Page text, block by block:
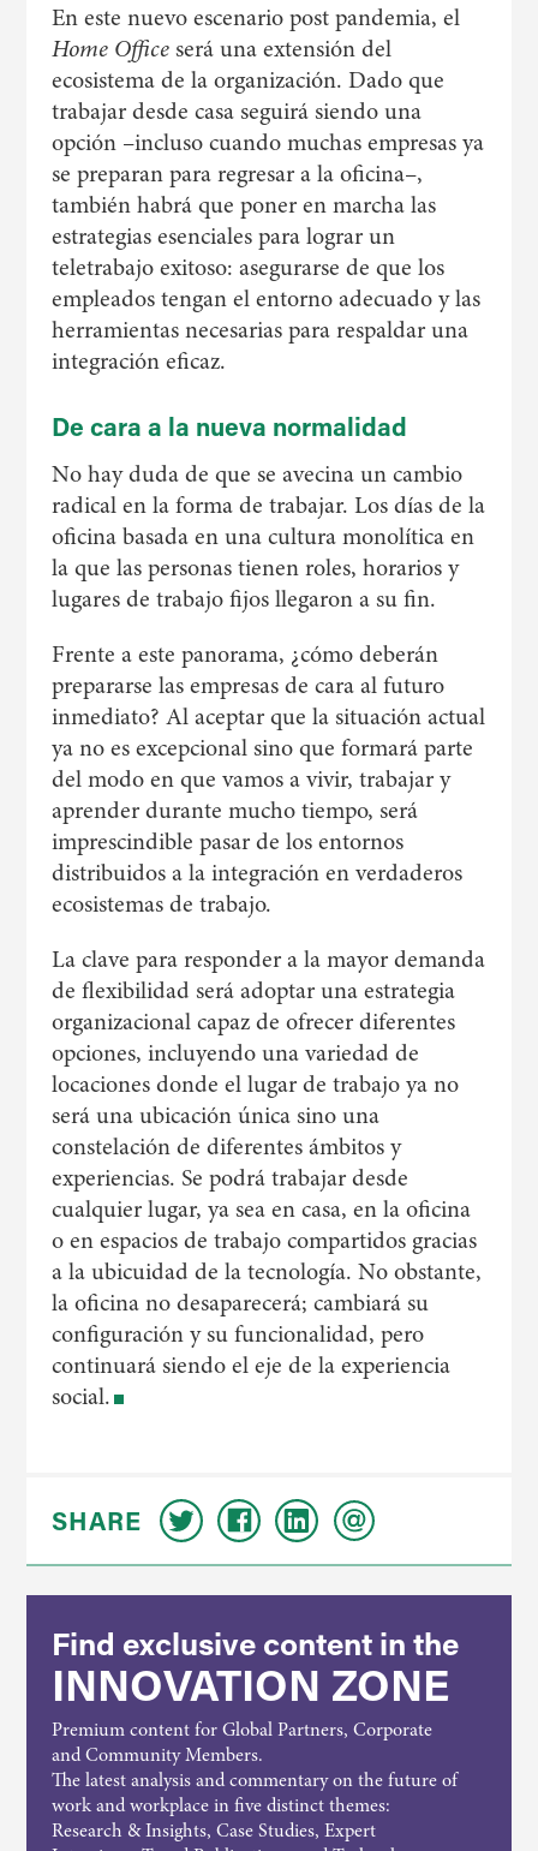
En este nuevo escenario post pandemia, el
Home Officeserá una extensión del
ecosistema de la organización. Dado que
trabajar desde casa seguirá siendo una
opción –incluso cuando muchas empresas ya
se preparan para regresar a la oficina–,
también habrá que poner en marcha las
estrategias esenciales para lograr un
teletrabajo exitoso: asegurarse de que los
empleados tengan el entorno adecuado y las
herramientas necesarias para respaldar una
integración eficaz.
De cara a la nueva normalidad
No hay duda de que se avecina un cambio
radical en la forma de trabajar. Los días de la
oficina basada en una cultura monolítica en
la que las personas tienen roles, horarios y
lugares de trabajo fijos llegaron a su fin.
Frente a este panorama, ¿cómo deberán
prepararse las empresas de cara al futuro
inmediato? Al aceptar que la situación actual
ya no es excepcional sino que formará parte
del modo en que vamos a vivir, trabajar y
aprender durante mucho tiempo, será
imprescindible pasar de los entornos
distribuidos a la integración en verdaderos
ecosistemas de trabajo.
La clave para responder a la mayor demanda
de flexibilidad será adoptar una estrategia
organizacional capaz de ofrecer diferentes
opciones, incluyendo una variedad de
locaciones donde el lugar de trabajo ya no
será una ubicación única sino una
constelación de diferentes ámbitos y
experiencias. Se podrá trabajar desde
cualquier lugar, ya sea en casa, en la oficina
o en espacios de trabajo compartidos gracias
a la ubicuidad de la tecnología. No obstante,
la oficina no desaparecerá; cambiará su
configuración y su funcionalidad, pero
continuará siendo el eje de la experiencia
social.
SHARE
Find exclusive content in the
INNOVATION ZONE
Premium content for Global Partners, Corporate
and Community Members.
The latest analysis and commentary on the future of
work and workplace in five distinct themes:
Research & Insights, Case Studies, Expert